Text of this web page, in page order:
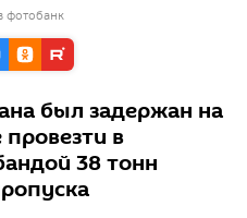
фотобанк
был задержан на
в
38 тонн